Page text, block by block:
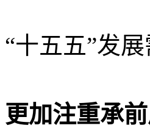
“十五五”发
更加注重承